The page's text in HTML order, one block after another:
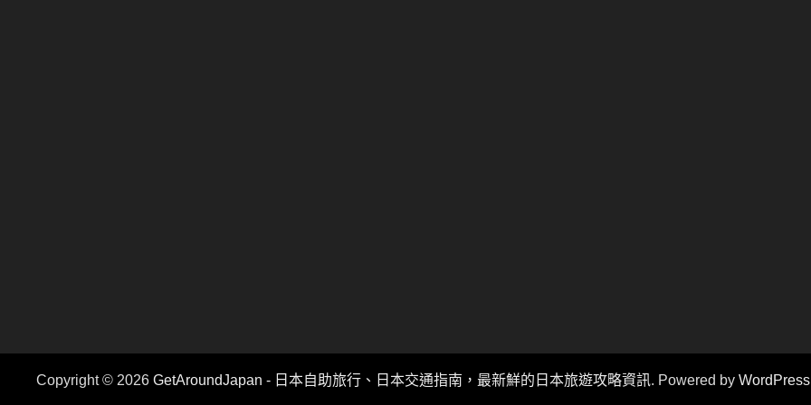
Copyright © 2026GetAroundJapan - 日本自助旅行、日本交通指南，最新鮮的日本旅遊攻略資訊. Powered byWordPress